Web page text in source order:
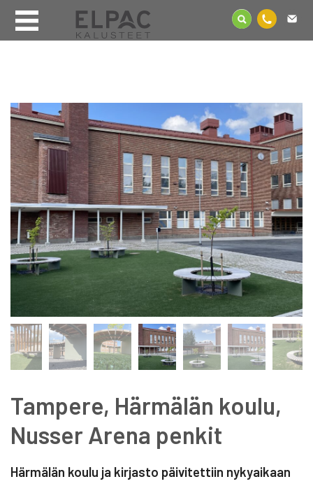
Tampere, Härmälän koulu,
Nusser Arena penkit
Härmälän koulu ja kirjasto päivitettiin nykyaikaan